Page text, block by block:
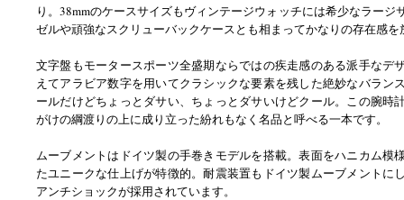
り。38mmのケースサイズもヴィンテージウォッチには希少なラージ
ゼルや頑強なスクリューバックケースとも相まってかなりの存在感を
文字盤もモータースポーツ全盛期ならではの疾走感のある派手なデ
えてアラビア数字を用いてクラシックな要素を残した絶妙なバラン
ールだけどちょっとダサい、ちょっとダサいけどクール。この腕時
がけの綱渡りの上に成り立った紛れもなく名品と呼べる一本です。
ムーブメントはドイツ製の手巻きモデルを搭載。表面をハニカム模
たユニークな仕上げが特徴的。耐震装置もドイツ製ムーブメントに
アンチショックが採用されています。